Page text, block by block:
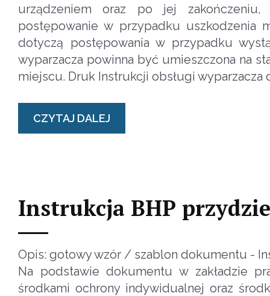
urządzeniem oraz po jej zakończeniu,
postępowanie w przypadku uszkodzenia
dotyczą postępowania w przypadku
wyparzacza powinna być umieszczona na
miejscu. Druk Instrukcji obsługi wyparzacza
CZYTAJ DALEJ
Instrukcja BHP
Opis: gotowy wzór / szablon dokumentu -
Na podstawie dokumentu w zakładzie
środkami ochrony indywidualnej oraz